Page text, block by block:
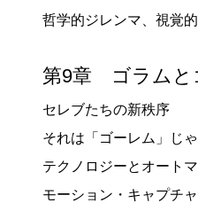
哲学的ジレンマ、視覚
第9章 ゴラムと
セレブたちの新秩序
それは「ゴーレム」じ
テクノロジーとオート
モーション・キャプチ